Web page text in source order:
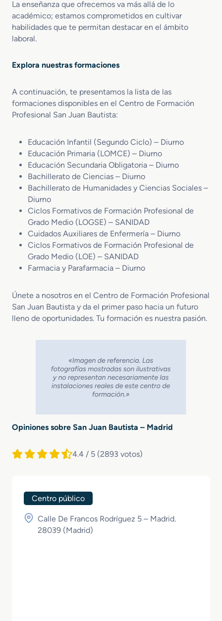
La enseñanza que ofrecemos va más allá de lo
académico; estamos comprometidos en cultivar
habilidades que te permitan destacar en el ámbito
laboral.
Explora nuestras formaciones
A continuación, te presentamos la lista de las
formaciones disponibles en el Centro de Formación
Profesional San Juan Bautista:
Educación Infantil (Segundo Ciclo) – Diurno
Educación Primaria (LOMCE) – Diurno
Educación Secundaria Obligatoria – Diurno
Bachillerato de Ciencias – Diurno
Bachillerato de Humanidades y Ciencias Sociales –
Diurno
Ciclos Formativos de Formación Profesional de
Grado Medio (LOGSE) – SANIDAD
Cuidados Auxiliares de Enfermería – Diurno
Ciclos Formativos de Formación Profesional de
Grado Medio (LOE) – SANIDAD
Farmacia y Parafarmacia – Diurno
Únete a nosotros en el Centro de Formación Profesional
San Juan Bautista y da el primer paso hacia un futuro
lleno de oportunidades. Tu formación es nuestra pasión.
Opiniones sobre San Juan Bautista – Madrid
4.4 / 5 (2893 votos)
Centro público
Calle De Francos Rodríguez 5 – Madrid.
28039 (Madrid)